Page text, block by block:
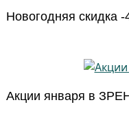
Новогодняя скидка
Акции января в